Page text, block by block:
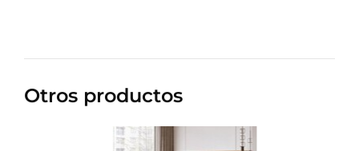
Otros productos